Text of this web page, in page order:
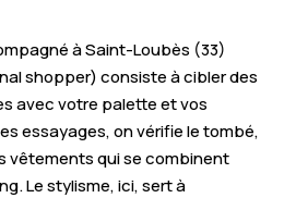
à Saint-Loubès (33)
shopper) consiste à cibler des
avec votre palette et vos
essayages, on vérifie le tombé,
vêtements qui se combinent
Le stylisme, ici, sert à